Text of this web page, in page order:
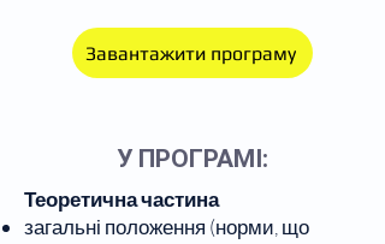
Завантажити програму
У ПРОГРАМІ:
Теоретична частина
загальні положення (норми, що